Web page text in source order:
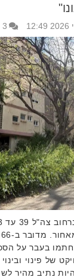
3
בעבר על
נתיב מהיר